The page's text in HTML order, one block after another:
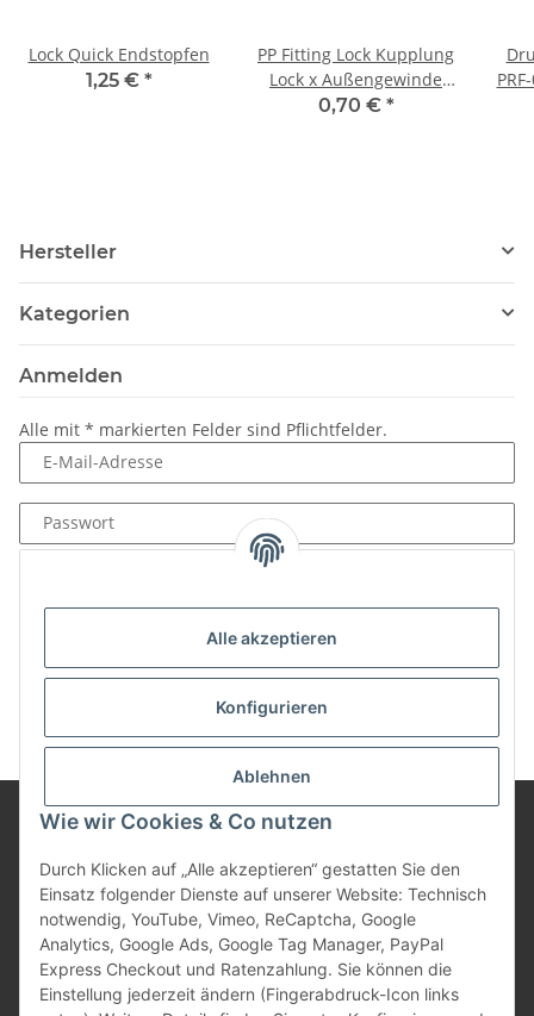
Alle akzeptieren
Konfigurieren
Ablehnen
Wie wir Cookies & Co nutzen
Durch Klicken auf „Alle akzeptieren“ gestatten Sie den
Einsatz folgender Dienste auf unserer Website: Technisch
notwendig, YouTube, Vimeo, ReCaptcha, Google
Analytics, Google Ads, Google Tag Manager, PayPal
Express Checkout und Ratenzahlung. Sie können die
Einstellung jederzeit ändern (Fingerabdruck-Icon links
Lock Quick Endstopfen
1,25 € *
PP Fitting Lock Kupplung
Lock x Außengewinde
(AG) 16 mm x 3/4" PN6
0,70 € *
Hersteller
Kategorien
Anmelden
Alle mit * markierten Felder sind Pflichtfelder.
E-Mail-Adresse
Passwort
Neu hier?Jetzt registrieren!
Informationen
Gesetzliche Informationen